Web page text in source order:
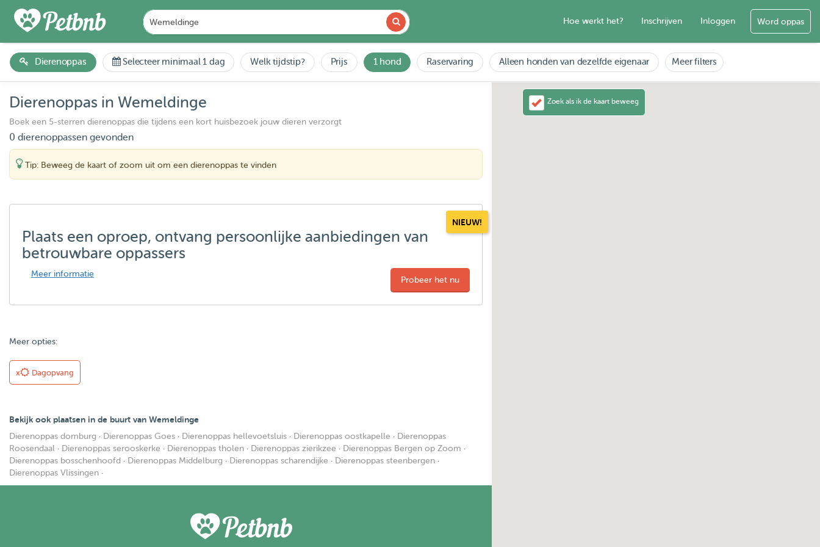
Hoe werkt het? Inschrijven Inloggen Word oppas
Dierenoppas Selecteer minimaal 1 dag Welk tijdstip? Prijs 1 hond Raservaring Alleen honden van dezelfde eigenaar Meer filters
Dierenoppas in Wemeldinge
Boek een 5-sterren dierenoppas die tijdens een kort huisbezoek jouw dieren verzorgt
0 dierenoppassen gevonden
Tip: Beweeg de kaart of zoom uit om een dierenoppas te vinden
NIEUW!
Plaats een oproep, ontvang persoonlijke aanbiedingen van
betrouwbare oppassers
Meer informatie
Probeer het nu
Meer opties:
x Dagopvang
Bekijk ook plaatsen in de buurt van Wemeldinge
Dierenoppas domburg · Dierenoppas Goes · Dierenoppas hellevoetsluis · Dierenoppas oostkapelle · Dierenoppas
Roosendaal · Dierenoppas serooskerke · Dierenoppas tholen · Dierenoppas zierikzee · Dierenoppas Bergen op Zoom ·
Dierenoppas bosschenhoofd · Dierenoppas Middelburg · Dierenoppas scharendijke · Dierenoppas steenbergen ·
Dierenoppas Vlissingen ·
Zoek als ik de kaart beweeg